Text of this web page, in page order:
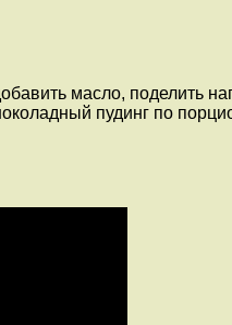
масло, поделить
пудинг по